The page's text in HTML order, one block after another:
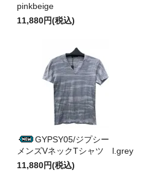
pinkbeige
11,880円(税込)
GYPSY05/ジプシー
メンズVネックTシャツ l.grey
11,880円(税込)